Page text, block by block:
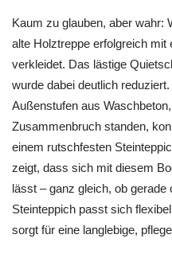
Kaum zu glauben, aber wahr:
alte Holztreppe erfolgreich mit
verkleidet. Das lästige
wurde dabei deutlich
Außenstufen aus
Zusammenbruch standen,
einem rutschfesten
zeigt, dass sich mit diesem
lässt – ganz gleich, ob
Steinteppich passt sich
sorgt für eine langlebige,